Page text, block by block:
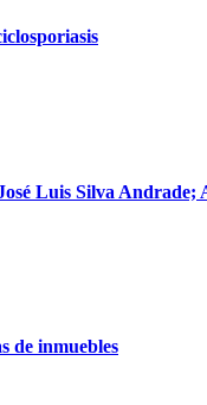
Luis Silva Andrade;
de inmuebles